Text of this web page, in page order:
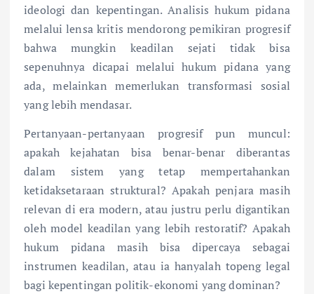
ideologi dan kepentingan. Analisis hukum pidana
melalui lensa kritis mendorong pemikiran progresif
bahwa mungkin keadilan sejati tidak bisa
sepenuhnya dicapai melalui hukum pidana yang
ada, melainkan memerlukan transformasi sosial
yang lebih mendasar.
Pertanyaan-pertanyaan progresif pun muncul:
apakah kejahatan bisa benar-benar diberantas
dalam sistem yang tetap mempertahankan
ketidaksetaraan struktural? Apakah penjara masih
relevan di era modern, atau justru perlu digantikan
oleh model keadilan yang lebih restoratif? Apakah
hukum pidana masih bisa dipercaya sebagai
instrumen keadilan, atau ia hanyalah topeng legal
bagi kepentingan politik-ekonomi yang dominan?